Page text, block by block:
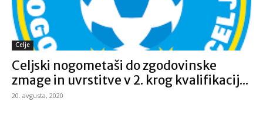
Celje
Celjski nogometaši do zgodovinske
zmage in uvrstitve v 2. krog kvalifikacij...
20. avgusta, 2020